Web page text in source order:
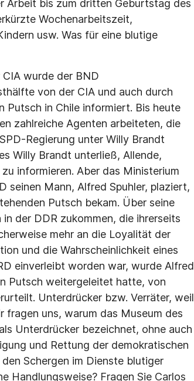
Arbeit bis zum dritten Geburtstag des
Wochenarbeitszeit,
usw. Was für eine blutige
wurde der BND
von der CIA und auch durch
Putsch in Chile informiert. Bis heute
zahlreiche Agenten arbeiteten, die
Regierung unter Willy Brandt
Willy Brandt unterließ, Allende,
informieren. Aber das Ministerium
seinen Mann, Alfred Spuhler, plaziert,
Putsch bekam. Über seine
der DDR zukommen, die ihrerseits
mehr an die Loyalität der
und die Wahrscheinlichkeit eines
einverleibt worden war, wurde Alfred
Putsch weitergeleitet hatte, von
Unterdrücker bzw. Verräter, weil
uns, warum das Museum des
Unterdrücker bezeichnet, ohne auch
und Rettung der demokratischen
Schergen im Dienste blutiger
Handlungsweise? Fragen Sie Carlos